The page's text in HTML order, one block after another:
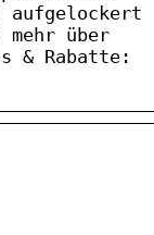
aufgelockert
über
& Rabatte: